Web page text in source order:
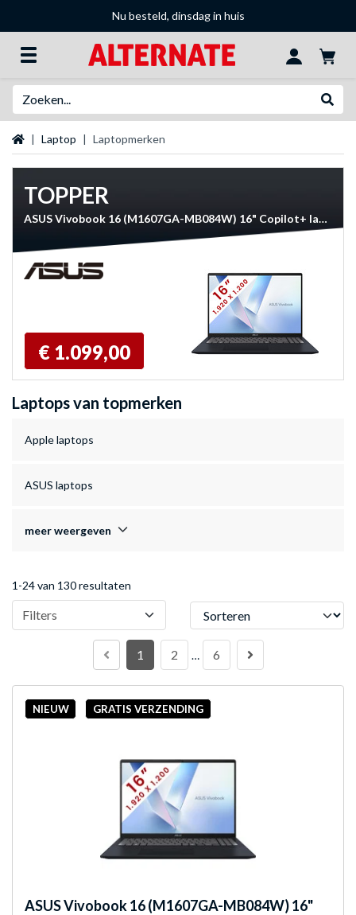
Nu besteld, dinsdag in huis
Startpagina
Laptop Laptopmerken
TOPPER
ASUS Vivobook 16 (M1607GA-MB084W) 16" Copilot+ laptop
€ 1.099,00
Laptops van topmerken
Apple laptops
ASUS laptops
meer weergeven
1-24 van 130 resultaten
Filters Sorteren
1 2 … 6
NIEUW GRATIS VERZENDING
ASUSVivobook 16 (M1607GA-MB084W) 16"